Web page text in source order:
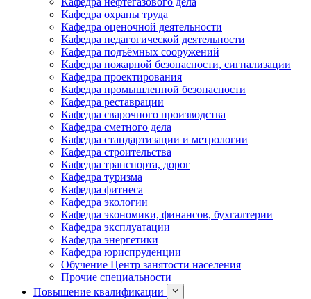
Кафедра охраны труда
Кафедра оценочной деятельности
Кафедра педагогической деятельности
Кафедра подъёмных сооружений
Кафедра пожарной безопасности, сигнализации
Кафедра проектирования
Кафедра промышленной безопасности
Кафедра реставрации
Кафедра сварочного производства
Кафедра сметного дела
Кафедра стандартизации и метрологии
Кафедра строительства
Кафедра транспорта, дорог
Кафедра туризма
Кафедра фитнеса
Кафедра экологии
Кафедра экономики, финансов, бухгалтерии
Кафедра эксплуатации
Кафедра энергетики
Кафедра юриспруденции
Обучение Центр занятости населения
Прочие специальности
Повышение квалификации